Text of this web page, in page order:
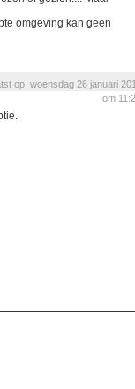
omgeving kan geen
op: woensdag 26 januari
om